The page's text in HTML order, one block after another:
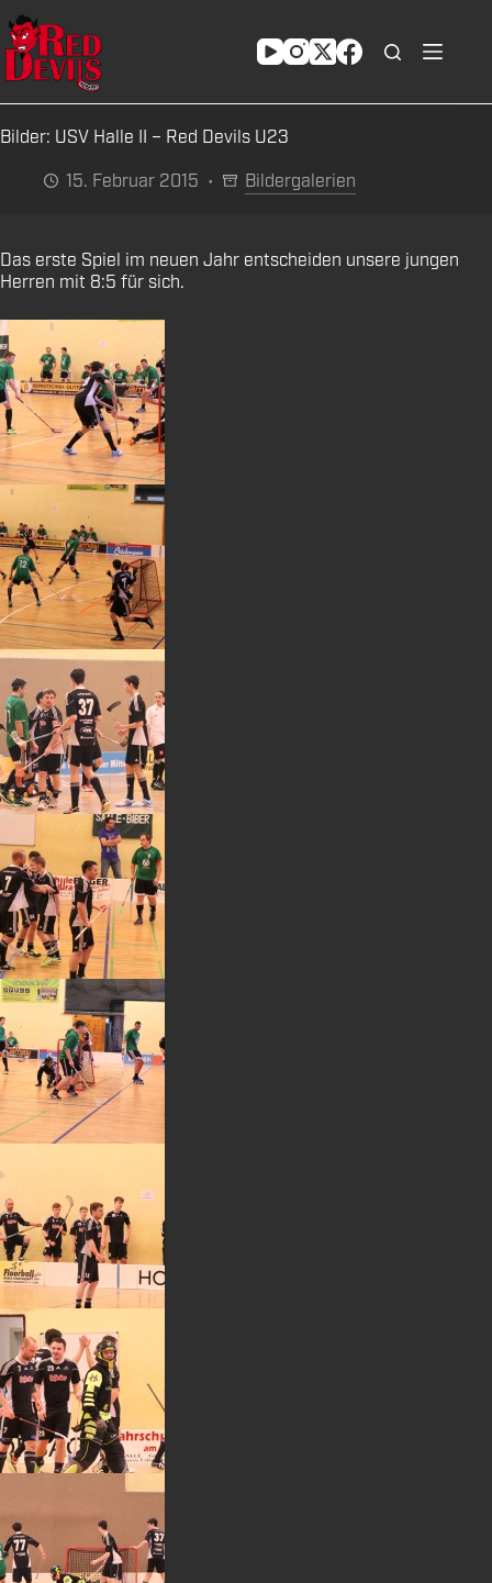
Zum
Inhalt
springen
Bilder: USV Halle II – Red Devils U23
15. Februar 2015
Bildergalerien
Das erste Spiel im neuen Jahr entscheiden unsere jungen
Herren mit 8:5 für sich.